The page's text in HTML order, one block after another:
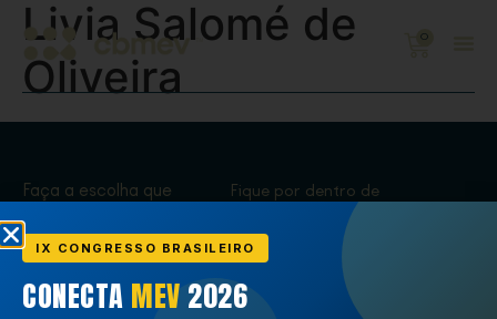
0
Livia Salomé de
Oliveira
Faça a escolha que
transforma,
Associe-se
Associe-se
Fique por dentro de
tudo que acontece
no CBMEV
IX CONGRESSO BRASILEIRO
CONECTA MEV 2026